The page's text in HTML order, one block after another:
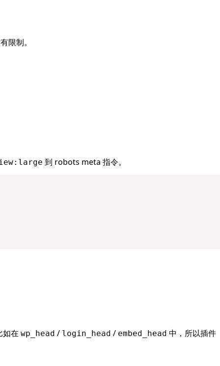
限制。
到 robots meta 指令。
如在 wp_head / login_head / embed_head 中，所以插件